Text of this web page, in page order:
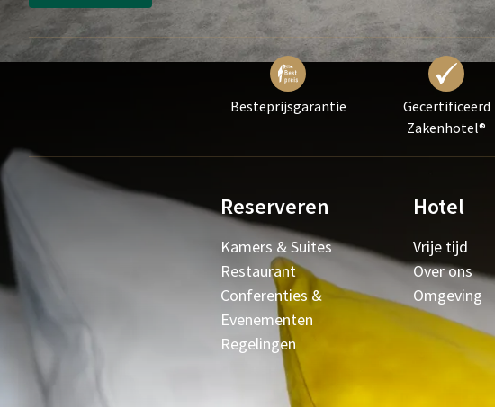
Besteprijsgarantie
Gecertificeerd
Zakenhotel®
Reserveren
Kamers & Suites
Restaurant
Conferenties &
Evenementen
Regelingen
Hotel
Vrije tijd
Over ons
Omgeving